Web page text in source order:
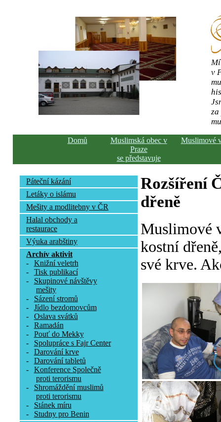
v
Domů
Muslimská obec v
Praze
se představuje
Muslimové
Páteční kázání
Letáky o islámu
Mešity a modlitebny v ČR
Halal obchody a
restaurace
Výuka arabštiny
Archív aktivit
-
Knižní veletrh
-
Tisk publikací
-
Skupinové návštěvy
mešity
-
Sázení stromů
-
Jídlo bezdomovcům
-
Oslava svátků
-
Ramadán
-
Pouť do Mekky
-
Spolupráce s Fajr Center
-
Darování krve
-
Darování tabletů
-
Konference Společně
proti terorismu
-
Shromáždění muslimů
proti terorismu
-
Stánek míru
-
Studny pro Benin
Rozšíření
dřeně
Muslimové
kostní
své krve.